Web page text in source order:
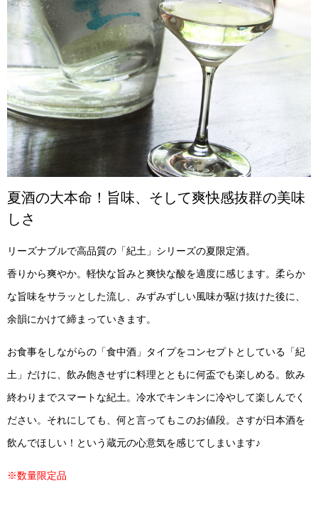
夏酒の大本命！旨味、そして爽快感抜群の美味
しさ
リーズナブルで高品質の「紀土」シリーズの夏限定酒。
香りから爽やか。軽快な旨みと爽快な酸を適度に感じます。柔らか
な旨味をサラッとした流し、みずみずしい風味が駆け抜けた後に、
余韻にかけて締まっていきます。
お食事をしながらの「食中酒」タイプをコンセプトとしている「紀
土」だけに、飲み飽きせずに料理とともに何盃でも楽しめる。飲み
終わりまでスマートな紀土。冷水でキンキンに冷やして楽しんでく
ださい。それにしても、何と言ってもこのお値段。さすが日本酒を
飲んでほしい！という蔵元の心意気を感じてしまいます♪
※数量限定品